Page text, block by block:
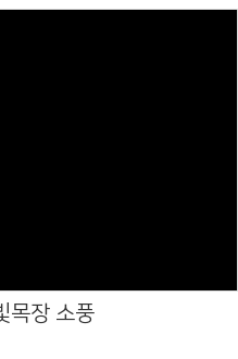
목장 소풍